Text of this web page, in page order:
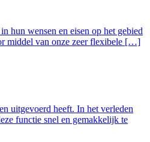
hun wensen en eisen op het gebied
middel van onze zeer flexibele […]
uitgevoerd heeft. In het verleden
functie snel en gemakkelijk te